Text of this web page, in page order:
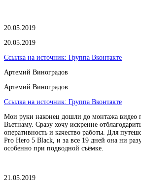
20.05.2019
20.05.2019
Ссылка на источник: Группа Вконтакте
Артемий Виноградов
Артемий Виноградов
Ссылка на источник: Группа Вконтакте
Мои руки наконец дошли до монтажа видео
Вьетнаму. Сразу хочу искренне
оперативность и качество работы. Для
Pro Hero 5 Black, и за все 19 дней она ни
особенно при подводной съёмке.
21.05.2019